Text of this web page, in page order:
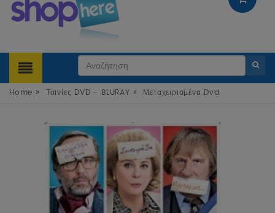
Home » Ταινίες DVD - BLURAY » Μεταχειρισμένα Dvd